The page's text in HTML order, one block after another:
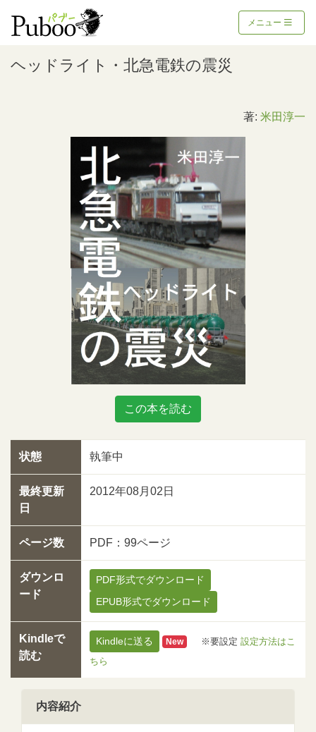
メニュー
ヘッドライト・北急電鉄の震災
著: 米田淳一
この本を読む
状態 執筆中
最終更新
日
2012年08月02日
ページ数 PDF：99ページ
ダウンロ
ード
PDF形式でダウンロード
EPUB形式でダウンロード
Kindleで
読む
Kindleに送る New ※要設定 設定方法はこ
ちら
内容紹介